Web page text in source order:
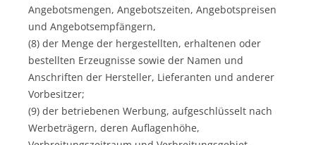
Angebotsmengen, Angebotszeiten, Angebotspreisen
und Angebotsempfängern,
(8) der Menge der hergestellten, erhaltenen oder
bestellten Erzeugnisse sowie der Namen und
Anschriften der Hersteller, Lieferanten und anderer
Vorbesitzer;
(9) der betriebenen Werbung, aufgeschlüsselt nach
Werbeträgern, deren Auflagenhöhe,